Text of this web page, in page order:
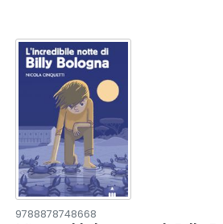
9788878748668